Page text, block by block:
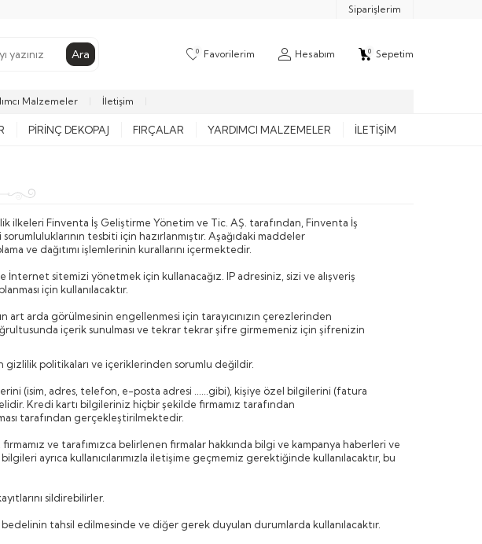
Siparişlerim
Ara 0 Favorilerim Hesabım 0 Sepetim
Malzemeler İletişim
PIRINÇ DEKOPAJ FIRÇALAR YARDIMCI MALZEMELER İLETIŞIM
ilkeleri Finventa İş Geliştirme Yönetim ve Tic. AŞ. tarafından, Finventa İş
tesbiti için hazırlanmıştır. Aşağıdaki maddeler
ve dağıtımı işlemlerinin kurallarını içermektedir.
İnternet sitemizi yönetmek için kullanacağız. IP adresiniz, sizi ve alışveriş
için kullanılacaktır.
art arda görülmesinin engellenmesi için tarayıcınızın çerezlerinden
içerik sunulması ve tekrar tekrar şifre girmemeniz için şifrenizin
gizlilik politikaları ve içeriklerinden sorumlu değildir.
(isim, adres, telefon, e-posta adresi ......gibi), kişiye özel bilgilerini (fatura
Kredi kartı bilgileriniz hiçbir şekilde firmamız tarafından
tarafından gerçekleştirilmektedir.
firmamız ve tarafımızca belirlenen firmalar hakkında bilgi ve kampanya haberleri ve
ayrıca kullanıcılarımızla iletişime geçmemiz gerektiğinde kullanılacaktır, bu
sildirebilirler.
tahsil edilmesinde ve diğer gerek duyulan durumlarda kullanılacaktır.